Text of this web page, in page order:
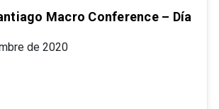
Macro Conference – Día
de 2020